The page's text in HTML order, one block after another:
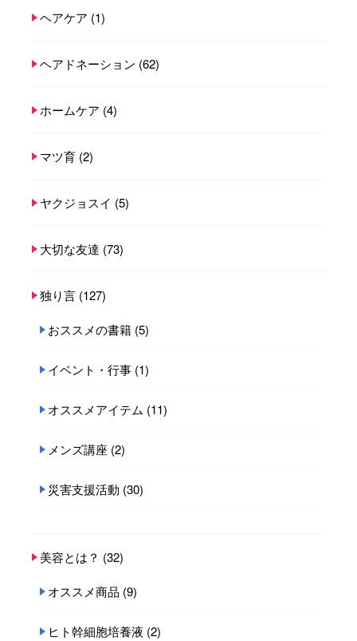
ヘアケア (1)
ヘアドネーション (62)
ホームケア (4)
マツ育 (2)
ヤクジョスイ (5)
大切な友達 (73)
独り言 (127)
おススメの書籍 (5)
イベント・行事 (1)
オススメアイテム (11)
メンズ講座 (2)
災害支援活動 (30)
美容とは？ (32)
オススメ商品 (9)
ヒト幹細胞培養液 (2)